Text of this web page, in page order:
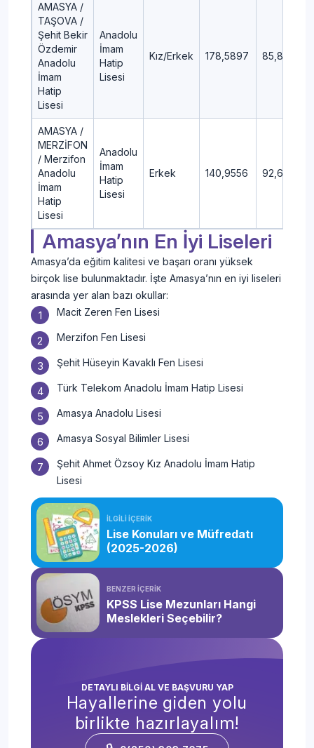
AMASYA /
TAŞOVA /
Şehit Bekir
Özdemir
Anadolu
İmam
Hatip
Lisesi
Anadolu
İmam
Hatip
Lisesi
Kız/Erkek 178,5897 85,81
AMASYA /
MERZİFON
/ Merzifon
Anadolu
İmam
Hatip
Lisesi
Anadolu
İmam
Hatip
Lisesi
Erkek 140,9556 92,61
Amasya’nın En İyi Liseleri
Amasya’da eğitim kalitesi ve başarı oranı yüksek
birçok lise bulunmaktadır. İşte Amasya’nın en iyi liseleri
arasında yer alan bazı okullar:
Macit Zeren Fen Lisesi
Merzifon Fen Lisesi
Şehit Hüseyin Kavaklı Fen Lisesi
Türk Telekom Anadolu İmam Hatip Lisesi
Amasya Anadolu Lisesi
Amasya Sosyal Bilimler Lisesi
Şehit Ahmet Özsoy Kız Anadolu İmam Hatip
Lisesi
İLGİLİ İÇERİK
Lise Konuları ve Müfredatı
(2025-2026)
BENZER İÇERİK
KPSS Lise Mezunları Hangi
Meslekleri Seçebilir?
DETAYLI BİLGİ AL VE BAŞVURU YAP
Hayallerine giden yolu
birlikte hazırlayalım!